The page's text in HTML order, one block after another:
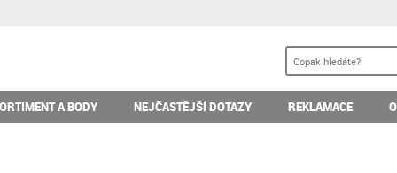
A BODY NEJČASTĚJŠÍ DOTAZY REKLAMACE